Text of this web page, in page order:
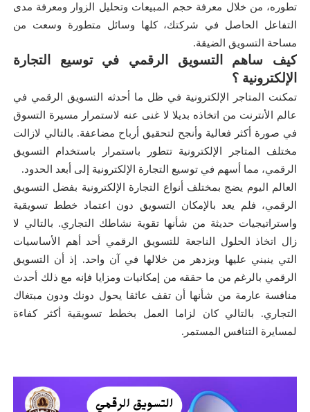
تطوره، من خلال معرفة حجم المبيعات وتحليل الزوار ومعرفة مدى
التفاعل الحاصل في شركتك، كلها وسائل متطورة وسعت من
مساحة التسويق الضيقة.
كيف ساهم التسويق الرقمي في توسيع التجارة
الإلكترونية ؟
تمكنت المتاجر الإلكترونية في ظل ما أحدثه التسويق الرقمي في
عالم الأنترنت من اتخاذه بديلا لا غنى عنه لاستمرار مسيرة التسوق
في صورة أكثر فعالية وأنجح لتحقيق أرباح مضاعفة. بالتالي لازالت
مختلف المتاجر الإلكترونية تتطور باستمرار باستخدام التسويق
الرقمي، مما أسهم في توسيع التجارة الإلكترونية إلى أبعد الحدود.
العالم اليوم يضج بمختلف أنواع التجارة الإلكترونية بفضل التسويق
الرقمي، فلم يعد بالإمكان التسويق دون اعتماد خطط تسويقية
واستراتيجيات حديثة من شأنها تقوية نشاطك التجاري. بالتالي لا
زال اتخاذ الحلول الناجعة للتسويق الرقمي أحد أهم الأساسيات
التي ينبني عليها ويزدهر من خلالها في آن واحد. إذ أن التسويق
الرقمي بالرغم من ما حققه من إمكانيات ومزايا فإنه مع ذلك أحدث
منافسة عارمة من شأنها أن تقف عائقا يحول دونك ودون مبتغاك
التجاري. بالتالي كان لزاما العمل بخطط تسويقية أكثر كفاءة
لمسايرة التنافس المستمر.